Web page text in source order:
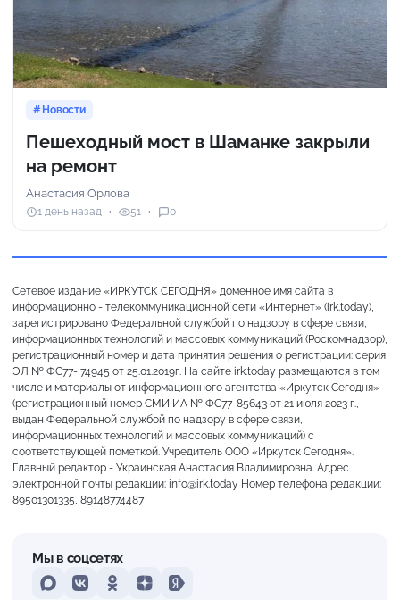
Новости
Пешеходный мост в Шаманке закрыли
на ремонт
Анастасия Орлова
1 день назад 51 0
Сетевое издание «ИРКУТСК СЕГОДНЯ» доменное имя сайта в
информационно - телекоммуникационной сети «Интернет» (irk.today),
зарегистрировано Федеральной службой по надзору в сфере связи,
информационных технологий и массовых коммуникаций (Роскомнадзор),
регистрационный номер и дата принятия решения о регистрации: серия
ЭЛ № ФС77- 74945 от 25.01.2019г. На сайте irk.today размещаются в том
числе и материалы от информационного агентства «Иркутск Сегодня»
(регистрационный номер СМИ ИА № ФС77-85643 от 21 июля 2023 г.,
выдан Федеральной службой по надзору в сфере связи,
информационных технологий и массовых коммуникаций) с
соответствующей пометкой. Учредитель ООО «Иркутск Сегодня».
Главный редактор - Украинская Анастасия Владимировна. Адрес
электронной почты редакции: info@irk.today Номер телефона редакции:
89501301335, 89148774487
Мы в соцсетях
MAXVKontakteOdnoklassniki
DzenYandex